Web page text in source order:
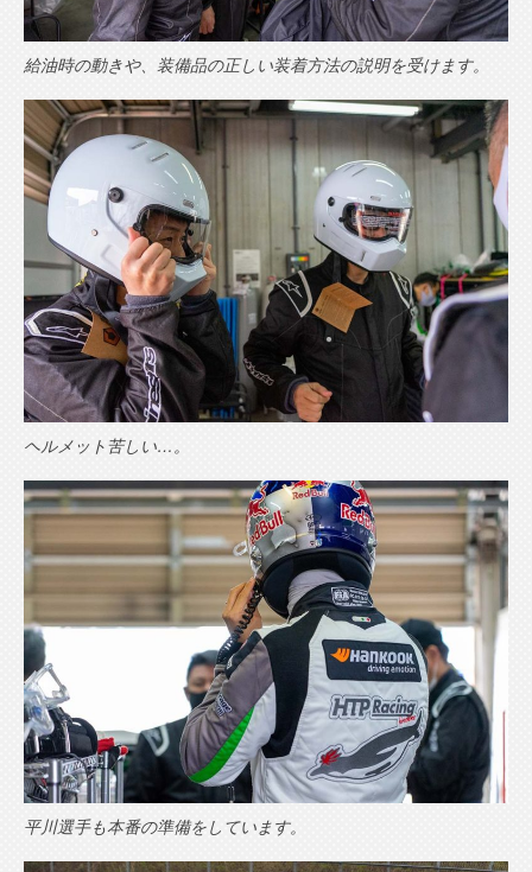
給油時の動きや、装備品の正しい装着方法の説明を受けます。
ヘルメット苦しい…。
平川選手も本番の準備をしています。